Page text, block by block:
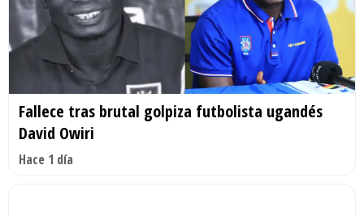
Fallece tras brutal golpiza futbolista ugandés
David Owiri
Hace 1 día